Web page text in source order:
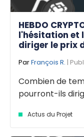
HEBDO
l'hésitation
diriger le prix
ParFrançois R. |
Combien de
pourront-ils
Actus du Projet